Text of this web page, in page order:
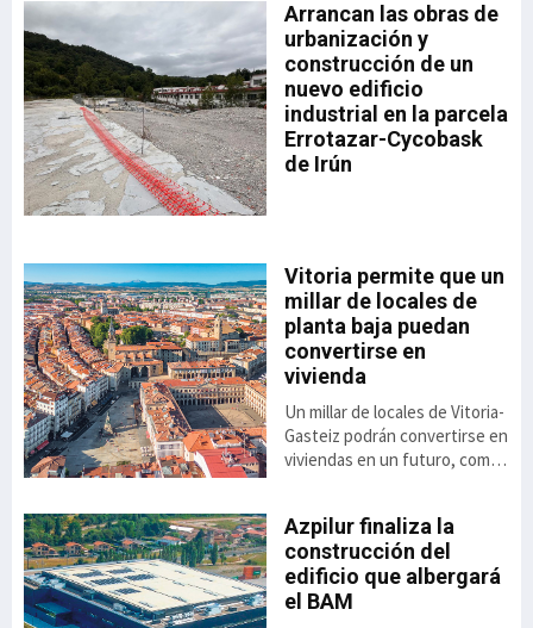
Arrancan las obras de
urbanización y
construcción de un
nuevo edificio
industrial en la parcela
Errotazar-Cycobask
de Irún
Vitoria permite que un
millar de locales de
planta baja puedan
convertirse en
vivienda
Un millar de locales de Vitoria-
Gasteiz podrán convertirse en
viviendas en un futuro, como
nueva ordenanza anunciada
por el ayuntamiento. Se trata
de una alternativa
habitacional cuya aprobación
Azpilur finaliza la
construcción del
edificio que albergará
el BAM